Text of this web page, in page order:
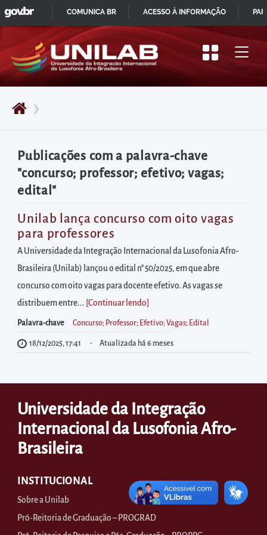
Pular
para
início
do
principal
Acessar
diretamente
o
menu
principal
Acessar
diretamente
à
área
para
realizar
buscas
diretamente
as
informações
no
❯
Publicações com a palavra-chave
"concurso; professor; efetivo; vagas;
edital"
Unilab lança concurso com oito vagas
para professores
A Universidade da Integração Internacional da Lusofonia Afro-
Brasileira (Unilab) lançou o edital n° 50/2025, em que abre
concurso com oito vagas para docente efetivo. As vagas se
distribuem entre... [Continuar lendo
Palavra-chave Concurso; Professor; Efetivo; Vagas; Edital
18/12/2025, 17:41 Atualizada há 6 meses
Universidade da Integração
Internacional da Lusofonia Afro-
Brasileira
INSTITUCIONAL
Sobre a Unilab
Pró-Reitoria de Graduação – PROGRAD
IR
PARA
CONTEÚDO
GOVBR
COMUNICA BR ACESSO À INFORMAÇÃO